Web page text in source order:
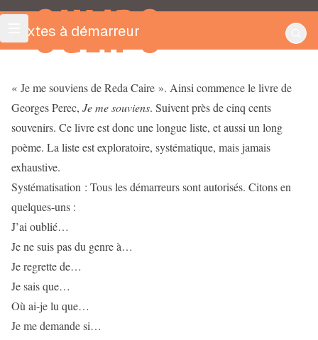
OULIPO
Textes à démarreur
« Je me souviens de Reda Caire ». Ainsi commence le livre de
Georges Perec, Je me souviens. Suivent près de cinq cents
souvenirs. Ce livre est donc une longue liste, et aussi un long
poème. La liste est exploratoire, systématique, mais jamais
exhaustive.
Systématisation : Tous les démarreurs sont autorisés. Citons en
quelques-uns :
J’ai oublié…
Je ne suis pas du genre à…
Je regrette de…
Je sais que…
Où ai-je lu que…
Je me demande si…